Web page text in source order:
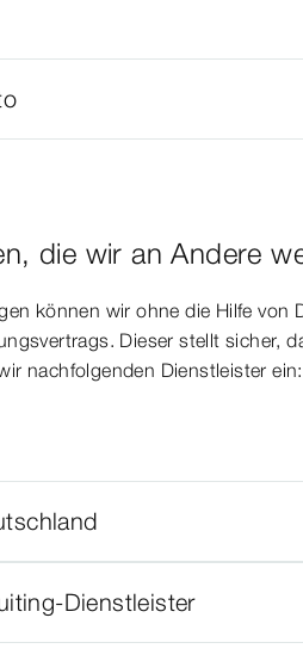
die wir an Andere
können wir ohne die Hilfe
Dieser stellt sicher,
nachfolgenden Dienstleister ein:
Dienstleister